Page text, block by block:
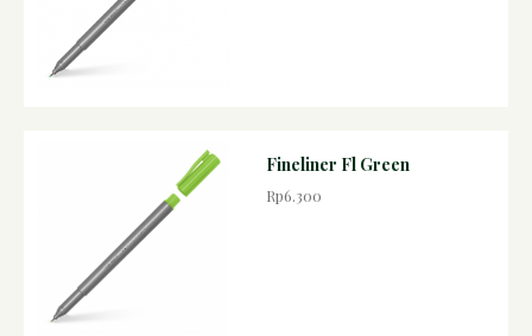
Fineliner Fl Green
Rp6.300